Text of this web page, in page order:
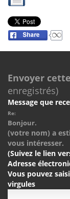
Envoyer
enregistrés)
Message que
Re:
Bonjour.
(votre nom) a
vous intéresser.
(Suivez le lien
Adresse
Vous pouvez
virgules